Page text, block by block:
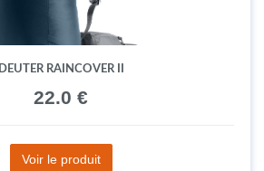
DEUTER RAINCOVER II
22.0 €
Voir le produit